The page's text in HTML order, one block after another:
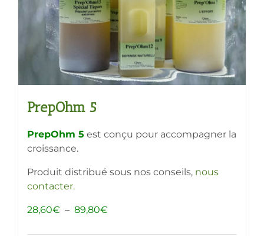
sur
la
page
produit
PrepOhm 5
PrepOhm 5 est conçu pour accompagner la
croissance.
Produit distribué sous nos conseils, nous
contacter.
28,60€ – 89,80€